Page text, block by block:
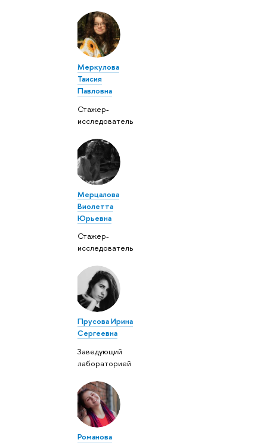
Меркулова
Таисия
Павловна
Стажер-
исследователь
Мерцалова
Виолетта
Юрьевна
Стажер-
исследователь
Прусова Ирина
Сергеевна
Заведующий
лабораторией
Романова